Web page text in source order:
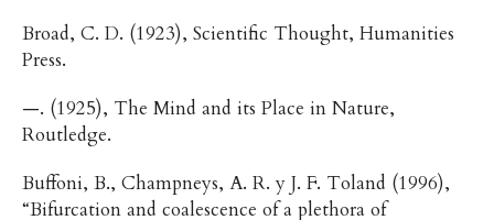
Broad, C. D. (1923), Scientific Thought, Humanities
Press.
—. (1925), The Mind and its Place in Nature,
Routledge.
Buffoni, B., Champneys, A. R. y J. F. Toland (1996),
“Bifurcation and coalescence of a plethora of